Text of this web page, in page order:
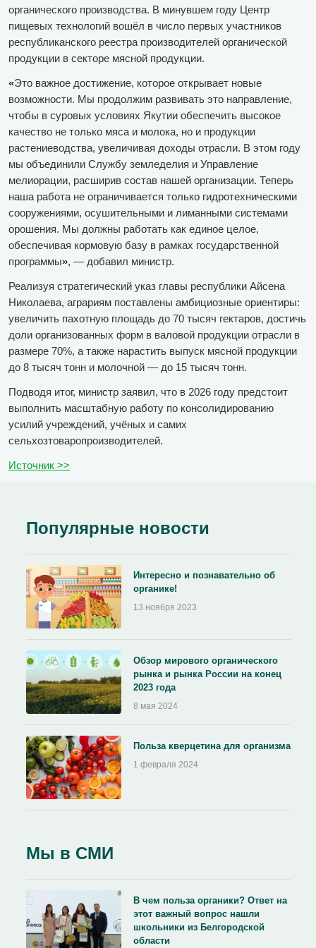
органического производства. В минувшем году Центр
пищевых технологий вошёл в число первых участников
республиканского реестра производителей органической
продукции в секторе мясной продукции.
«Это важное достижение, которое открывает новые
возможности. Мы продолжим развивать это направление,
чтобы в суровых условиях Якутии обеспечить высокое
качество не только мяса и молока, но и продукции
растениеводства, увеличивая доходы отрасли. В этом году
мы объединили Службу земледелия и Управление
мелиорации, расширив состав нашей организации. Теперь
наша работа не ограничивается только гидротехническими
сооружениями, осушительными и лиманными системами
орошения. Мы должны работать как единое целое,
обеспечивая кормовую базу в рамках государственной
программы», — добавил министр.
Реализуя стратегический указ главы республики Айсена
Николаева, аграриям поставлены амбициозные ориентиры:
увеличить пахотную площадь до 70 тысяч гектаров, достичь
доли организованных форм в валовой продукции отрасли в
размере 70%, а также нарастить выпуск мясной продукции
до 8 тысяч тонн и молочной — до 15 тысяч тонн.
Подводя итог, министр заявил, что в 2026 году предстоит
выполнить масштабную работу по консолидированию
усилий учреждений, учёных и самих
сельхозтоваропроизводителей.
Источник >>
Популярные новости
Интересно и познавательно об
органике!
13 ноября 2023
Обзор мирового органического
рынка и рынка России на конец
2023 года
8 мая 2024
Польза кверцетина для организма
1 февраля 2024
Мы в СМИ
В чем польза органики? Ответ на
этот важный вопрос нашли
школьники из Белгородской
области